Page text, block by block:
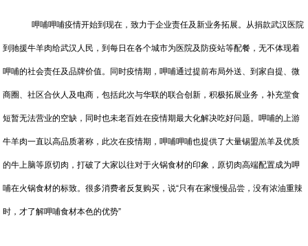
呷哺呷哺疫情开始到现在，致力于企业责任及新业务拓展。从捐款武汉医院
到驰援牛羊肉给武汉人民，到每日在各个城市为医院及防疫站等配餐，无不体现着
呷哺的社会责任及品牌价值。同时疫情期，呷哺通过提前布局外送、到家自提、微
商圈、社区合伙人及电商，包括此次与华联的联合创新，积极拓展业务，补充堂食
短暂无法营业的空缺，同时也未老百姓在疫情期最大化解决吃好问题。呷哺的上游
牛羊肉一直以高品质著称，此次在疫情期，呷哺呷哺也提供了大量锡盟羔羊及优质
的牛上脑等原切肉，打破了大家以往对于火锅食材的印象，原切肉高端配置成为呷
哺在火锅食材的标致。很多消费者反复购买，说“只有在家慢慢品尝，没有浓油重辣
时，才了解呷哺食材本色的优势”